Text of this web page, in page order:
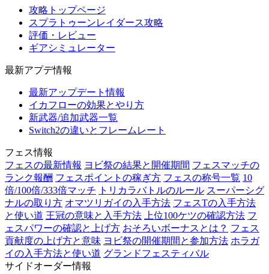
攻略トップページ
スプラトゥーンレイダース攻略
評価・レビュー
ギアシミュレーター
最新アプデ情報
最新アップデート情報
イカフローの効果とやり方
新武器/追加武器一覧
Switch2の違いとフレームレート
フェス情報
フェスの最新情報 ヨビ祭の結果と開催期間 フェスマッチの
ランク報酬 フェスポイントの稼ぎ方 フェスの称号一覧 10
倍/100倍/333倍マッチ
トリカラバトルのルール スーパーシグ
ナルの取り方 オマツリガイの入手方法 フェスTの入手方法
と使い道 王冠の意味と入手方法 上位100ケツの確認方法 フ
ェスパワーの確認と上げ方 おそろいボーナスとは？ フェス
貢献度の上げ方と意味 ヨビ祭の開催期間と参加方法 ホラガ
イの入手方法と使い道 グランドフェスティバル
サイドオーダー情報